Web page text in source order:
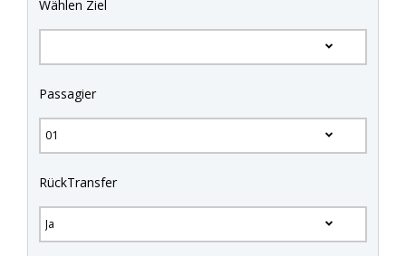
Wählen Ziel
Passagier
RückTransfer